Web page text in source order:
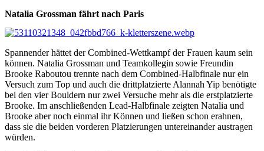
Natalia Grossman fährt nach Paris
Spannender hättet der Combined-Wettkampf der Frauen kaum sein
können. Natalia Grossman und Teamkollegin sowie Freundin
Brooke Raboutou trennte nach dem Combined-Halbfinale nur ein
Versuch zum Top und auch die drittplatzierte Alannah Yip benötigte
bei den vier Bouldern nur zwei Versuche mehr als die erstplatzierte
Brooke. Im anschließenden Lead-Halbfinale zeigten Natalia und
Brooke aber noch einmal ihr Können und ließen schon erahnen,
dass sie die beiden vorderen Platzierungen untereinander austragen
würden.